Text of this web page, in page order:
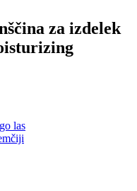
za izdelek
las